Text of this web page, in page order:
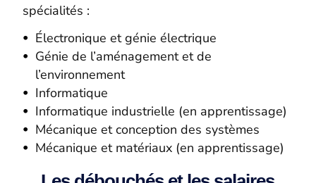
spécialités :
Électronique et génie électrique
Génie de l’aménagement et de
l’environnement
Informatique
Informatique industrielle (en apprentissage)
Mécanique et conception des systèmes
Mécanique et matériaux (en apprentissage)